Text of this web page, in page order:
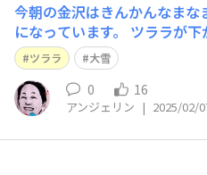
今朝の金沢はきんかんなまな
になっています。 ツララが下
ツララ 大雪
0 16
アンジェリン | 2025/02/